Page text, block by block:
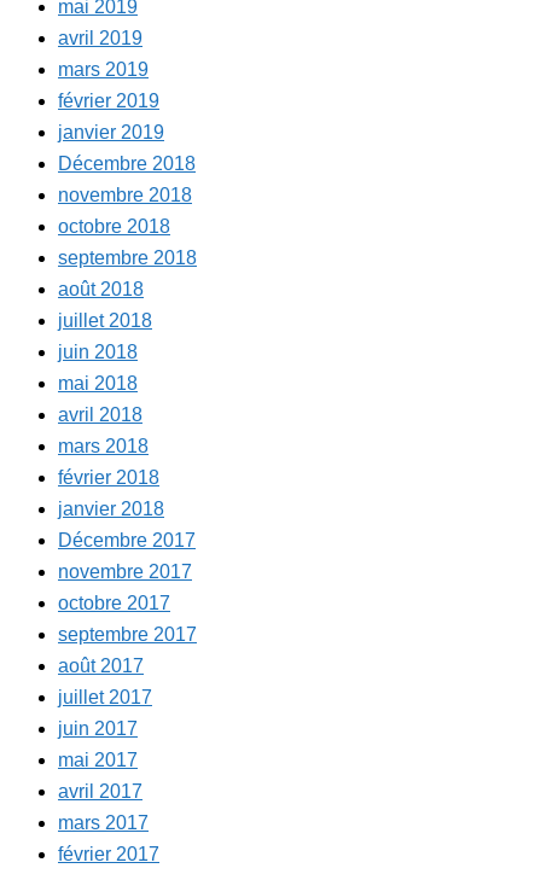
mai 2019
avril 2019
mars 2019
février 2019
janvier 2019
Décembre 2018
novembre 2018
octobre 2018
septembre 2018
août 2018
juillet 2018
juin 2018
mai 2018
avril 2018
mars 2018
février 2018
janvier 2018
Décembre 2017
novembre 2017
octobre 2017
septembre 2017
août 2017
juillet 2017
juin 2017
mai 2017
avril 2017
mars 2017
février 2017